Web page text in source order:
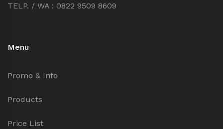
TELP. / WA : 0822 9509 8609
Menu
Promo & Info
Products
Price List